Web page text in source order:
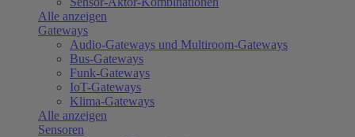
Alle anzeigen
Gateways
Audio-Gateways und Multiroom-Gateways
Bus-Gateways
Funk-Gateways
IoT-Gateways
Klima-Gateways
Alle anzeigen
Sensoren